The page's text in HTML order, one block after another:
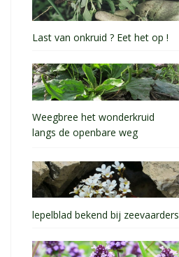
Last van onkruid ? Eet het op !
Weegbree het wonderkruid
langs de openbare weg
lepelblad bekend bij zeevaarders